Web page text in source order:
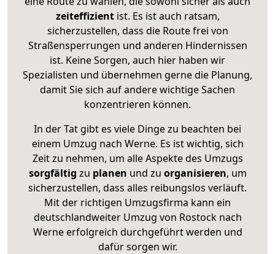
zeiteffizientist. Es ist auch ratsam,
sicherzustellen, dass die Route frei von
Straßensperrungen und anderen Hindernissen
ist. Keine Sorgen, auch hier haben wir
Spezialisten und übernehmen gerne die Planung,
damit Sie sich auf andere wichtige Sachen
konzentrieren können.
In der Tat gibt es viele Dinge zu beachten bei
einem Umzug nach Werne. Es ist wichtig, sich
Zeit zu nehmen, um alle Aspekte des Umzugs
sorgfältig zu planen und zu organisieren, um
sicherzustellen, dass alles reibungslos verläuft.
Mit der richtigen Umzugsfirma kann ein
deutschlandweiter Umzug von Rostock nach
Werne erfolgreich durchgeführt werden und
dafür sorgen wir.